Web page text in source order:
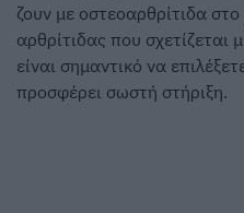
ζουν με οστεοαρθρίτιδα στο
αρθρίτιδας που
είναι σημαντικό να
προσφέρει σωστή στήριξη.